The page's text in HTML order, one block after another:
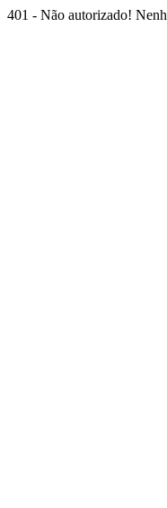
401 - Não autorizado!